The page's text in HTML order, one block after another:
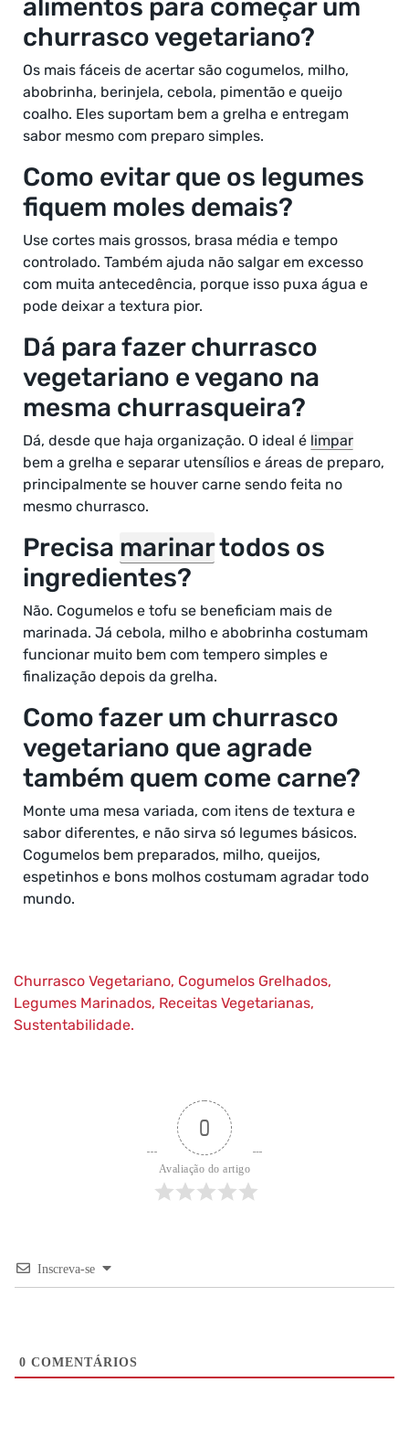
alimentos para começar um
churrasco vegetariano?
Os mais fáceis de acertar são cogumelos, milho,
abobrinha, berinjela, cebola, pimentão e queijo
coalho. Eles suportam bem a grelha e entregam
sabor mesmo com preparo simples.
Como evitar que os legumes
fiquem moles demais?
Use cortes mais grossos, brasa média e tempo
controlado. Também ajuda não salgar em excesso
com muita antecedência, porque isso puxa água e
pode deixar a textura pior.
Dá para fazer churrasco
vegetariano e vegano na
mesma churrasqueira?
Dá, desde que haja organização. O ideal é limpar
bem a grelha e separar utensílios e áreas de preparo,
principalmente se houver carne sendo feita no
mesmo churrasco.
Precisa marinartodos os
ingredientes?
Não. Cogumelos e tofu se beneficiam mais de
marinada. Já cebola, milho e abobrinha costumam
funcionar muito bem com tempero simples e
finalização depois da grelha.
Como fazer um churrasco
vegetariano que agrade
também quem come carne?
Monte uma mesa variada, com itens de textura e
sabor diferentes, e não sirva só legumes básicos.
Cogumelos bem preparados, milho, queijos,
espetinhos e bons molhos costumam agradar todo
mundo.
Churrasco Vegetariano, Cogumelos Grelhados,
Legumes Marinados, Receitas Vegetarianas,
Sustentabilidade.
0
Avaliação do artigo
Inscreva-se
0 COMENTÁRIOS